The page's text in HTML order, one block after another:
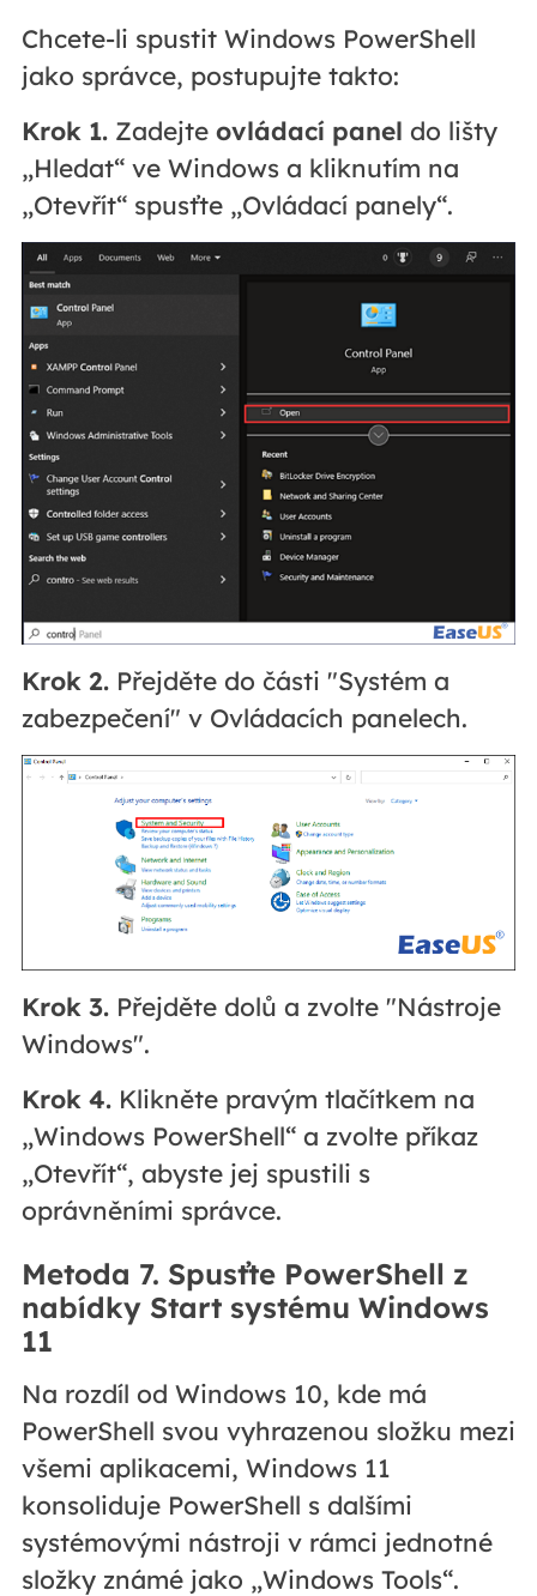
Chcete-li spustit Windows PowerShell
jako správce, postupujte takto:
Krok 1.Zadejte ovládací panel do lišty
„Hledat“ ve Windows a kliknutím na
„Otevřít“ spusťte „Ovládací panely“.
Krok 2.Přejděte do části "Systém a
zabezpečení" v Ovládacích panelech.
Krok 3.Přejděte dolů a zvolte "Nástroje
Windows".
Krok 4.Klikněte pravým tlačítkem na
„Windows PowerShell“ a zvolte příkaz
„Otevřít“, abyste jej spustili s
oprávněními správce.
Metoda 7. Spusťte PowerShell z
nabídky Start systému Windows
11
Na rozdíl od Windows 10, kde má
PowerShell svou vyhrazenou složku mezi
všemi aplikacemi, Windows 11
konsoliduje PowerShell s dalšími
systémovými nástroji v rámci jednotné
složky známé jako „Windows Tools“.